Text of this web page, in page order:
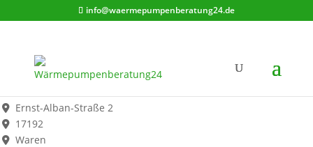
info@waermepumpenberatung24.de
Stadtwerke Waren GmbH
Werbung*
Ernst-Alban-Straße 2
17192
Waren